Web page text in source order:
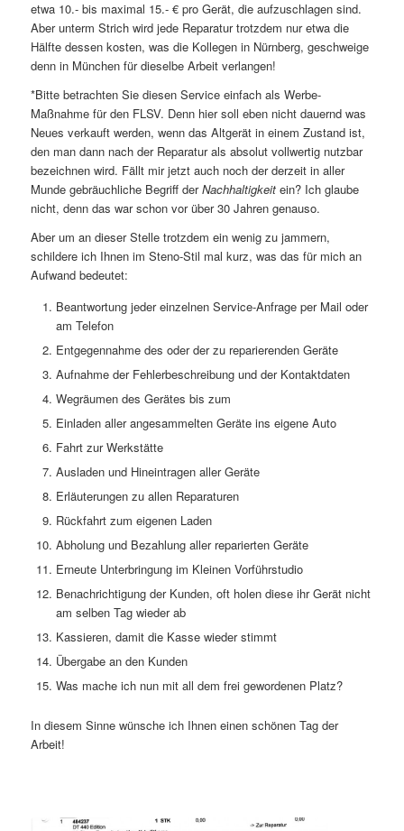
etwa 10.- bis maximal 15.- € pro Gerät, die aufzuschlagen sind.
Aber unterm Strich wird jede Reparatur trotzdem nur etwa die
Hälfte dessen kosten, was die Kollegen in Nürnberg, geschweige
denn in München für dieselbe Arbeit verlangen!
*Bitte betrachten Sie diesen Service einfach als Werbe-
Maßnahme für den FLSV. Denn hier soll eben nicht dauernd was
Neues verkauft werden, wenn das Altgerät in einem Zustand ist,
den man dann nach der Reparatur als absolut vollwertig nutzbar
bezeichnen wird. Fällt mir jetzt auch noch der derzeit in aller
Munde gebräuchliche Begriff derNachhaltigkeitein? Ich glaube
nicht, denn das war schon vor über 30 Jahren genauso.
Aber um an dieser Stelle trotzdem ein wenig zu jammern,
schildere ich Ihnen im Steno-Stil mal kurz, was das für mich an
Aufwand bedeutet:
Beantwortung jeder einzelnen Service-Anfrage per Mail oder
am Telefon
Entgegennahme des oder der zu reparierenden Geräte
Aufnahme der Fehlerbeschreibung und der Kontaktdaten
Wegräumen des Gerätes bis zum
Einladen aller angesammelten Geräte ins eigene Auto
Fahrt zur Werkstätte
Ausladen und Hineintragen aller Geräte
Erläuterungen zu allen Reparaturen
Rückfahrt zum eigenen Laden
Abholung und Bezahlung aller reparierten Geräte
Erneute Unterbringung im Kleinen Vorführstudio
Benachrichtigung der Kunden, oft holen diese ihr Gerät nicht
am selben Tag wieder ab
Kassieren, damit die Kasse wieder stimmt
Übergabe an den Kunden
Was mache ich nun mit all dem frei gewordenen Platz?
In diesem Sinne wünsche ich Ihnen einen schönen Tag der
Arbeit!